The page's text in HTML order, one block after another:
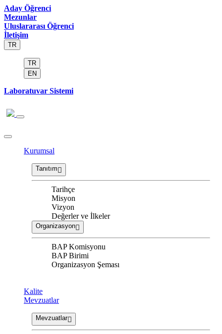
Aday Öğrenci
Mezunlar
Uluslararası Öğrenci
İletişim
TR
TR
EN
Laboratuvar Sistemi
Kurumsal
Tanıtım
Tarihçe
Misyon
Vizyon
Değerler ve İlkeler
Organizasyon
BAP Komisyonu
BAP Birimi
Organizasyon Şeması
Kalite
Mevzuatlar
Mevzuatlar